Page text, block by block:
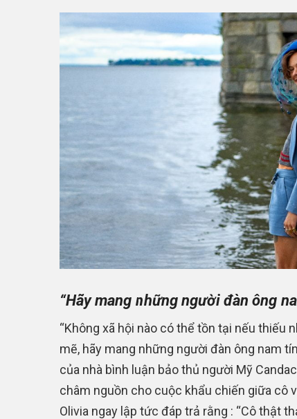
“Hãy mang những người đàn ông
“Không xã hội nào có thể tồn tại nếu thiếu
mẽ, hãy mang những người đàn ông nam
của nhà bình luận bảo thủ người Mỹ
châm nguồn cho cuộc khẩu chiến giữa cô
Olivia ngay lập tức đáp trả rằng : “Cô thật